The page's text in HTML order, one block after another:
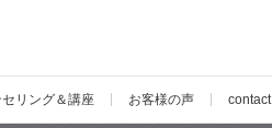
セリング＆講座 お客様の声 contact